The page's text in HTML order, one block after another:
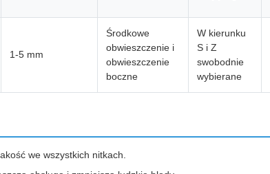
1-5 mm
Środkowe
obwieszczenie i
obwieszczenie
boczne
W kierunku
S i Z
swobodnie
wybierane
we wszystkich nitkach.